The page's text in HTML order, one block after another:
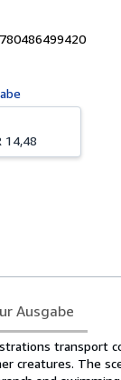
14,48
Ausgabe
transport
creatures. The